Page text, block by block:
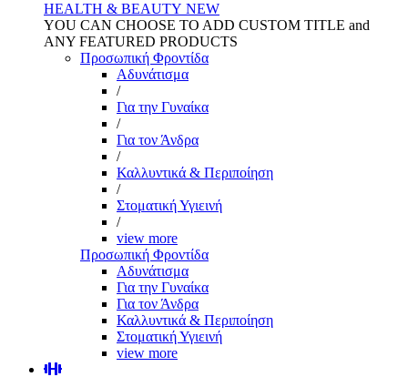
HEALTH & BEAUTY NEW
YOU CAN CHOOSE TO ADD CUSTOM TITLE and
ANY FEATURED PRODUCTS
Προσωπική Φροντίδα
Αδυνάτισμα
/
Για την Γυναίκα
/
Για τον Άνδρα
/
Καλλυντικά & Περιποίηση
/
Στοματική Υγιεινή
/
view more
Προσωπική Φροντίδα
Αδυνάτισμα
Για την Γυναίκα
Για τον Άνδρα
Καλλυντικά & Περιποίηση
Στοματική Υγιεινή
view more